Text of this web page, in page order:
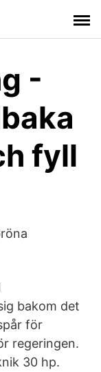
-
fyll
bakom det
för
regeringen.
30 hp.